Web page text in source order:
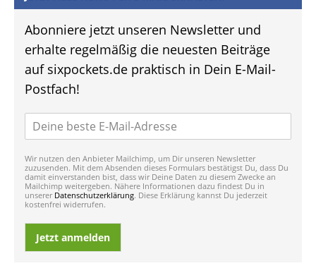
Abonniere jetzt unseren Newsletter und
erhalte regelmäßig die neuesten Beiträge
auf sixpockets.de praktisch in Dein E-Mail-
Postfach!
Wir nutzen den Anbieter Mailchimp, um Dir unseren Newsletter
zuzusenden. Mit dem Absenden dieses Formulars bestätigst Du, dass Du
damit einverstanden bist, dass wir Deine Daten zu diesem Zwecke an
Mailchimp weitergeben. Nähere Informationen dazu findest Du in
unserer Datenschutzerklärung. Diese Erklärung kannst Du jederzeit
kostenfrei widerrufen.
Jetzt anmelden